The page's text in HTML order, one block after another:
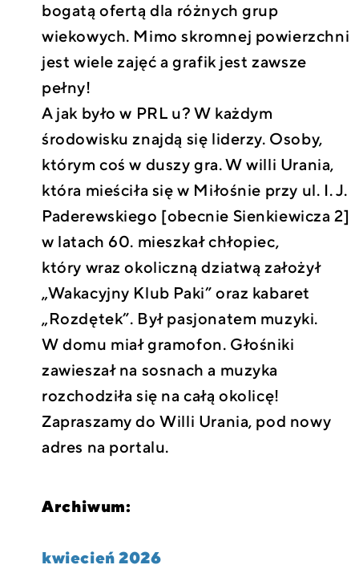
bogatą ofertą dla różnych grup
wiekowych. Mimo skromnej powierzchni
jest wiele zajęć a grafik jest zawsze
pełny!
A jak było w PRL u? W każdym
środowisku znajdą się liderzy. Osoby,
którym coś w duszy gra. W willi Urania,
która mieściła się w Miłośnie przy ul. I. J.
Paderewskiego [obecnie Sienkiewicza 2]
w latach 60. mieszkał chłopiec,
który wraz okoliczną dziatwą założył
„Wakacyjny Klub Paki” oraz kabaret
„Rozdętek”. Był pasjonatem muzyki.
W domu miał gramofon. Głośniki
zawieszał na sosnach a muzyka
rozchodziła się na całą okolicę!
Zapraszamy do Willi Urania, pod nowy
adres na portalu.
Archiwum:
kwiecień 2026